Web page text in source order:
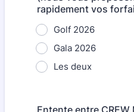
rapidement vos
Golf 2026
Gala 2026
Les deux
Entente entre CREW